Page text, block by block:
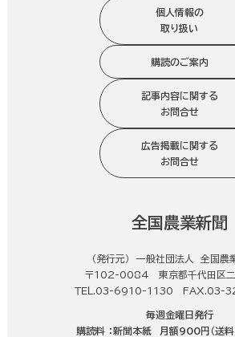
個人情報の
取り扱い
購読のご案内
記事内容に関する
お問合せ
広告掲載に関する
お問合せ
全国農業新聞
（発行元） 一般社団法人 全国農
〒102-0084 東京都千代田区
ＴＥＬ.03-6910-1130 FAX.03-
毎週金曜日発行
購読料 ：新聞本紙 月額900円（送料